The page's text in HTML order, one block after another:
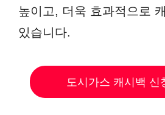
높이고, 더욱 효과적으로
있습니다.
도시가스 캐시백 신